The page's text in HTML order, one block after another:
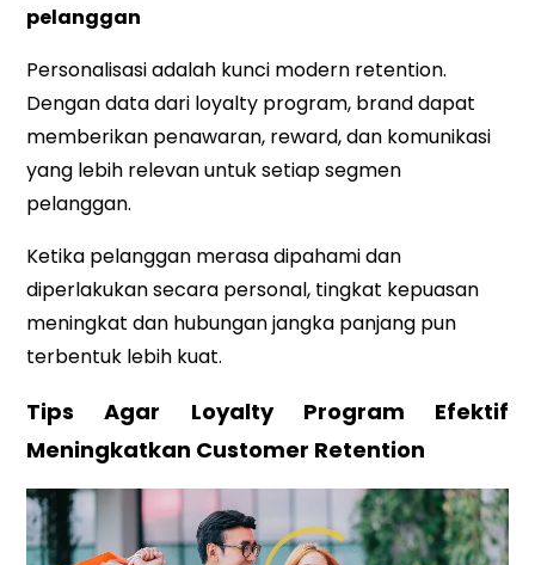
pelanggan
Personalisasi adalah kunci modern retention.
Dengan data dari loyalty program, brand dapat
memberikan penawaran, reward, dan komunikasi
yang lebih relevan untuk setiap segmen
pelanggan.
Ketika pelanggan merasa dipahami dan
diperlakukan secara personal, tingkat kepuasan
meningkat dan hubungan jangka panjang pun
terbentuk lebih kuat.
Tips Agar Loyalty Program Efektif
Meningkatkan Customer Retention